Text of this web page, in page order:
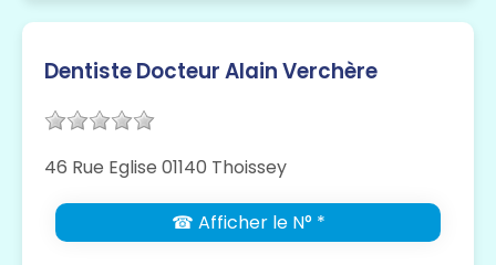
Dentiste Docteur Alain Verchère
46 Rue Eglise 01140 Thoissey
☎ Afficher le N° *